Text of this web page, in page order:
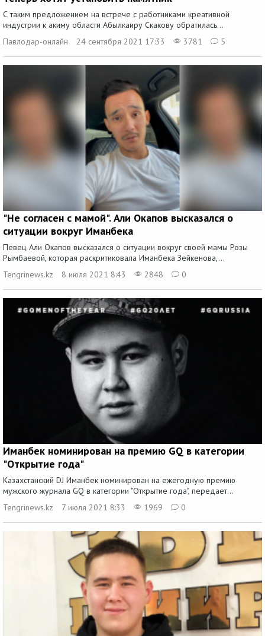
С таким предложением на встрече с работниками креативной
индустрии к акиму области Абылкаиру Скакову обратилась...
Павлодар-онлайн
24 сентября 2021 17:33 3781 5
"Не согласен с мамой". Али Окапов высказался о
ситуации вокруг Иманбека
Певец Али Окапов высказался о ситуации вокруг своей мамы Розы
Рымбаевой, которая раскритиковала Иманбека Зейкенова,...
Tengrinews.kz
8 июля 2021 8:43 2848 0
Иманбек номинирован на премию GQ в категории
"Открытие года"
Казахстанский DJ Иманбек номинирован на ежегодную премию
мужского журнала GQ в категории "Открытие года", передает...
Tengrinews.kz
7 июля 2021 8:33 1969 0